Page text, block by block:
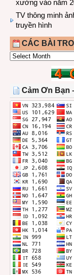
xưởng vào năm
TV thông minh
truyền hình
CÁC BÀI
CÁC
THÁNG
Cảm Ơn Bạn